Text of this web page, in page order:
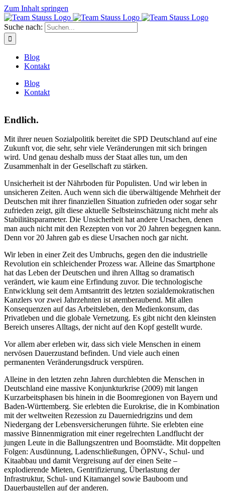
Zum Inhalt springen
Suche nach:
Blog
Kontakt
Blog
Kontakt
Endlich.
Mit ihrer neuen Sozialpolitik bereitet die SPD Deutschland auf eine
Zukunft vor, die sehr, sehr viele Veränderungen mit sich bringen
wird. Und genau deshalb muss der Staat alles tun, um den
Zusammenhalt in der Gesellschaft zu stärken.
Unsicherheit ist der Nährboden für Populisten. Und wir leben in
unsicheren Zeiten. Auch wenn sich die überwältigende Mehrheit der
Deutschen mit ihrer finanziellen Situation zufrieden oder sogar sehr
zufrieden zeigt, gilt diese aktuelle Selbsteinschätzung nicht mehr als
Stabilitätsparameter. Die Unsicherheit hat andere Ursachen, denen
man auch nicht mit den Rezepten von vor 20 Jahren begegnen kann.
Denn vor 20 Jahren gab es diese Ursachen noch gar nicht.
Wir leben in einer Zeit des Umbruchs, gegen den die industrielle
Revolution ein schleichender Prozess war. Alleine das Smartphone
hat das Leben der Deutschen und ihren Alltag so dramatisch
verändert, wie kaum eine Erfindung zuvor. Die technologische
Entwicklung seit dem Amtsantritt des letzten sozialdemokratischen
Kanzlers vor zwei Jahrzehnten ist atemberaubend. Mit allen
Konsequenzen auf das Arbeitsleben, den Medienkonsum, das
Privatleben und die globale Vernetzung. Es gibt nicht den kleinsten
Bereich unseres Alltags, der nicht auf den Kopf gestellt wurde.
Vor allem aber erleben wir, dass sich viele Menschen in einem
nervösen Dauerzustand befinden. Und viele auch einen
permanenten Veränderungsdruck verspüren.
Alleine in den letzten zehn Jahren durchlebten die Menschen in
Deutschland eine massive Konjunkturkrise (2009) mit langen
Kurzarbeitsphasen bis hinein in die Boomregionen von Bayern und
Baden-Württemberg. Sie erlebten die Eurokrise, die in Kombination
mit der weltweiten Rezession zu Dauerniedrigzins und dem
Niedergang der Lebensversicherungen führte. Sie erlebten eine
massive Binnenmigration mit einer regelrechten Landflucht der
jungen Leute in die Ballungszentren und Boomstädte. Mit doppelten
Folgen: Ausdünnung, Ladenschließungen, ÖPNV-, Schul- und
Kitaabbau und damit Vergreisung auf der einen Seite –
explodierende Mieten, Gentrifizierung, Überlastung der
Infrastruktur, Schul- und Kitamangel sowie Bauboom und
Dauerbaustellen auf der anderen.